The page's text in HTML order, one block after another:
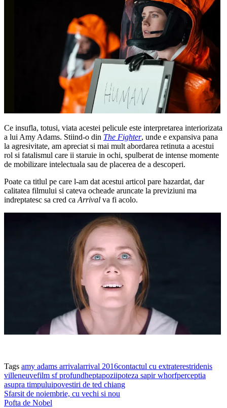
Ce insufla, totusi, viata acestei pelicule este interpretarea interiorizata
a lui Amy Adams. Stiind-o din The Fighter, unde e expansiva pana
la agresivitate, am apreciat si mai mult abordarea retinuta a acestui
rol si fatalismul care ii staruie in ochi, spulberat de intense momente
de mobilizare intelectuala sau de placerea de a descoperi.
Poate ca titlul pe care l-am dat acestui articol pare hazardat, dar
calitatea filmului si cateva ocheade aruncate la previziuni ma
indreptatesc sa cred ca Arrival va fi acolo.
Tags amy adams arrivalarrival 2016contactul cu extraterestridenis
villeneuvefilm sf profundheptapoziipoteza sapir whorfperceptia
asupra timpuluipovestiri de ted chiang
Sfarsit de noiembrie, cu vechi si nou
Pofta de Nobel